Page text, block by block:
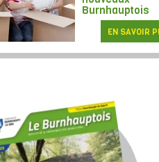
Burnhauptois
EN SAVOIR